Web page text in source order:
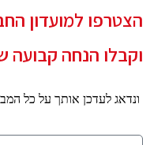
הצטרפו למועדון
וקבלו הנחה קבועה של 5% על כל
ונדאג לעדכן אותך על כל